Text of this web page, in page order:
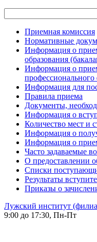
Приемная комиссия
Нормативные
Информация о
образования
Информация о
профессионального
Информация для
Правила приема
Документы,
Информация о
Количество мест и
Информация о
Информация о
Часто задаваемые
О предоставлении
Списки
Результаты
Приказы о
Лужский институт
9:00 до 17:30, Пн-Пт